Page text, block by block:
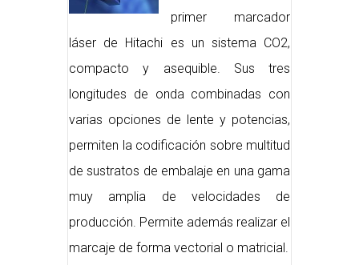
primer marcador
láser de Hitachi es un sistema CO2,
compacto y asequible. Sus tres
longitudes de onda combinadas con
varias opciones de lente y potencias,
permiten la codificación sobre multitud
de sustratos de embalaje en una gama
muy amplia de velocidades de
producción. Permite además realizar el
marcaje de forma vectorial o matricial.